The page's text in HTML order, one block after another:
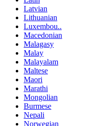
Latvian
Lithuanian
Luxembou..
Macedonian
Malagasy
Malay
Malayalam
Maltese
Maori
Marathi
Mongolian
Burmese
Nepali
Norwegian